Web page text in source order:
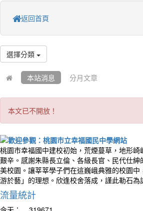
返回首頁
選擇分類
本站消息 分月文章
本文已不開放！
桃園市幸福國中建校初始，荒煙蔓草，地形
艱辛。感謝朱縣長立倫、各級長官、民代仕
美校園。讓莘莘學子們在這巍峨典雅的校園
游於藝」的理想。欣逢校舍落成，謹此勒石為
流量統計